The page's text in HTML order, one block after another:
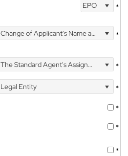
EPO *
Change of Applicant's Name and Address *
The Standard Agent's Assignment
*
Legal Entity
*
*
*
*